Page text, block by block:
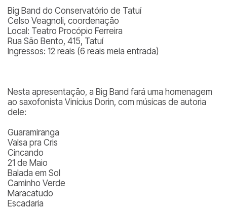
Big Band do Conservatório de Tatuí
Celso Veagnoli, coordenação
Local: Teatro Procópio Ferreira
Rua São Bento, 415, Tatuí
Ingressos: 12 reais (6 reais meia entrada)
Nesta apresentação, a Big Band fará uma homenagem
ao saxofonista Vinícius Dorin, com músicas de autoria
dele:
Guaramiranga
Valsa pra Cris
Cincando
21 de Maio
Balada em Sol
Caminho Verde
Maracatudo
Escadaria